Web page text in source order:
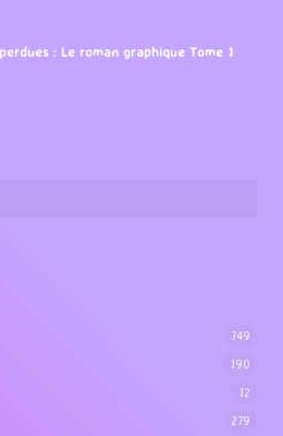
: Le roman graphique Tome 1
749
190
12
279